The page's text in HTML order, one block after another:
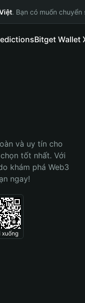
. Bạn có muốn chuyển
Bitget Wallet
và uy tín cho
tốt nhất. Với
khám phá Web3
ngay!
xuống